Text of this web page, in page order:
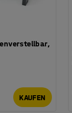
KAUFEN